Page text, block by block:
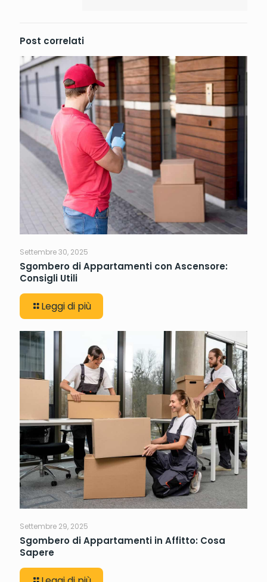
Post correlati
Settembre 30, 2025
Sgombero di Appartamenti con Ascensore:
Consigli Utili
Leggi di più
Settembre 29, 2025
Sgombero di Appartamenti in Affitto: Cosa
Sapere